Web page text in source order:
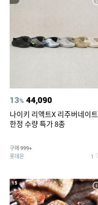
13% 44,090
나이키 리액트X 리주버네이트
한정 수량 특가 8종
구매 999+
롯데온 1
15